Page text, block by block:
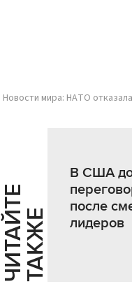
Новости мира: НАТО
Ч
И
Т
АЙ
Т
Е
Т
А
К
ЖЕ
В США
после
лидеров